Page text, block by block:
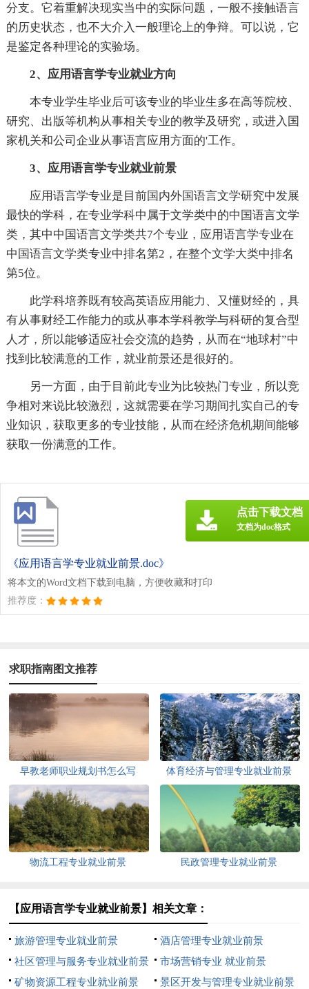
分支。它着重解决现实当中的实际问题，一般不接触语言
的历史状态，也不大介入一般理论上的争辩。可以说，它
是鉴定各种理论的实验场。
2、应用语言学专业就业方向
本专业学生毕业后可该专业的毕业生多在高等院校、
研究、出版等机构从事相关专业的教学及研究，或进入国
家机关和公司企业从事语言应用方面的'工作。
3、应用语言学专业就业前景
应用语言学专业是目前国内外国语言文学研究中发展
最快的学科，在专业学科中属于文学类中的中国语言文学
类，其中中国语言文学类共7个专业，应用语言学专业在
中国语言文学类专业中排名第2，在整个文学大类中排名
第5位。
此学科培养既有较高英语应用能力、又懂财经的，具
有从事财经工作能力的或从事本学科教学与科研的复合型
人才，所以能够适应社会交流的趋势，从而在“地球村”中
找到比较满意的工作，就业前景还是很好的。
另一方面，由于目前此专业为比较热门专业，所以竞
争相对来说比较激烈，这就需要在学习期间扎实自己的专
业知识，获取更多的专业技能，从而在经济危机期间能够
获取一份满意的工作。
《应用语言学专业就业前景.doc》
将本文的Word文档下载到电脑，方便收藏和打印
推荐度：
点击下载文档
文档为doc格式
求职指南图文推荐
早教老师职业规划书怎么写 体育经济与管理专业就业前景
物流工程专业就业前景 民政管理专业就业前景
【应用语言学专业就业前景】相关文章：
旅游管理专业就业前景
酒店管理专业就业前景
社区管理与服务专业就业前景
市场营销专业 就业前景
矿物资源工程专业就业前景
景区开发与管理专业就业前景